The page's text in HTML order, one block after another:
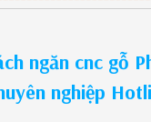
ngăn cnc gỗ
nghiệp